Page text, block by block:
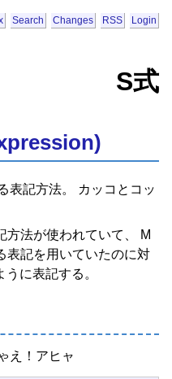
Search Changes RSS Login
S式
表記方法。 カッコとコッ
方法が使われていて、 M
表記を用いていたのに対
に表記する。
え！アヒャ